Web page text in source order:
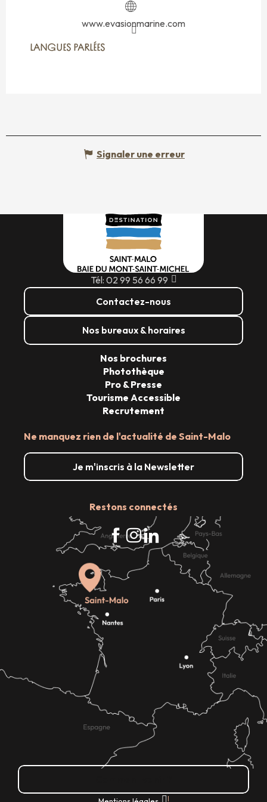
www.evasionmarine.com
LANGUES PARLÉES
LANGUES PARLÉES
Signaler une erreur
Tél: 02 99 56 66 99
Contactez-nous
Nos bureaux & horaires
Ne manquez rien de l'actualité de Saint-Malo
Je m'inscris à la Newsletter
Restons connectés
Nos brochures
Photothèque
Pro & Presse
Tourisme Accessible
Recrutement
|